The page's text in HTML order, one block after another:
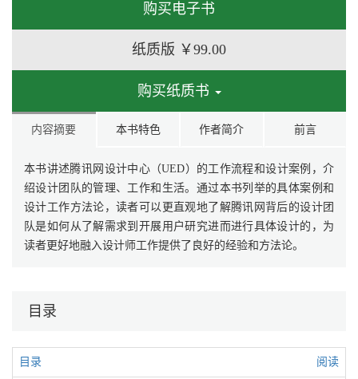
购买电子书
纸质版 ￥99.00
购买纸质书
内容摘要 本书特色 作者简介 前言
本书讲述腾讯网设计中心（UED）的工作流程和设计案例，介
绍设计团队的管理、工作和生活。通过本书列举的具体案例和
设计工作方法论，读者可以更直观地了解腾讯网背后的设计团
队是如何从了解需求到开展用户研究进而进行具体设计的，为
读者更好地融入设计师工作提供了良好的经验和方法论。
目录
目录 阅读